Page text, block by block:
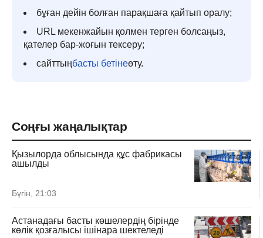
бұған дейін болған парақшаға қайтып оралу;
URL мекенжайын қолмен терген болсаңыз,
қателер бар-жоғын тексеру;
сайттыңбасты бетінеөту.
Соңғы жаңалықтар
Қызылорда облысында құс фабрикасы
ашылды
Бүгін, 21:03
Астанадағы басты көшелердің бірінде
көлік қозғалысы ішінара шектеледі